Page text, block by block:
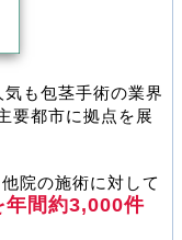
気も包茎手術の業界
要都市に拠点を展
院の施術に対して
年間約3,000件